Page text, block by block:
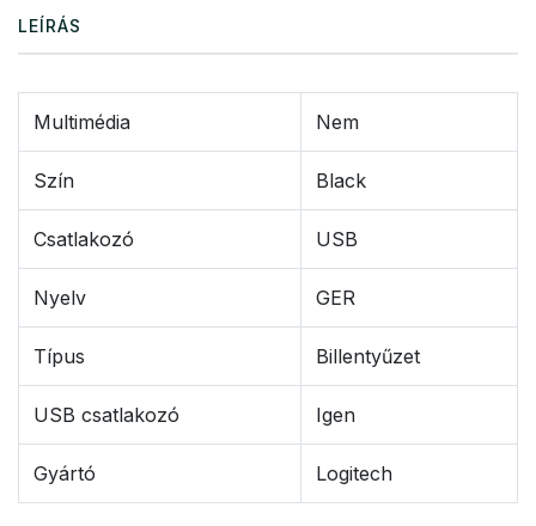
LEÍRÁS
Multimédia Nem
Szín Black
Csatlakozó USB
Nyelv GER
Típus Billentyűzet
USB csatlakozó Igen
Gyártó Logitech